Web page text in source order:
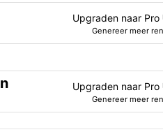
Upgraden naar Pro
Genereer meer
Upgraden naar Pro
Genereer meer